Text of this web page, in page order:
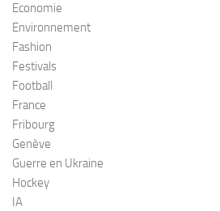
Economie
Environnement
Fashion
Festivals
Football
France
Fribourg
Genève
Guerre en Ukraine
Hockey
IA